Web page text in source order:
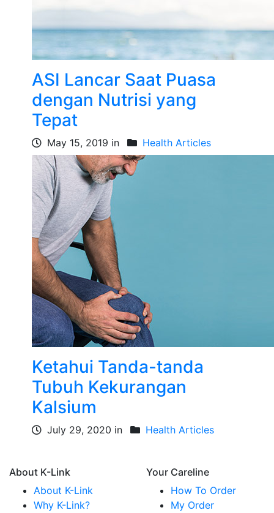
ASI Lancar Saat Puasa
dengan Nutrisi yang
Tepat
May 15, 2019 in Health Articles
Ketahui Tanda-tanda
Tubuh Kekurangan
Kalsium
July 29, 2020 in Health Articles
About K-Link
About K-Link
Why K-Link?
Your Careline
How To Order
My Order